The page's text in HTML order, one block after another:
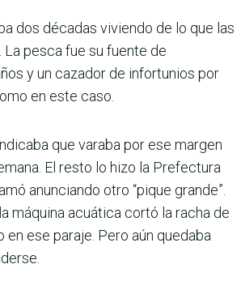
dos décadas viviendo de lo que las
La pesca fue su fuente de
y un cazador de infortunios por
en este caso.
que varaba por ese margen
El resto lo hizo la Prefectura
anunciando otro “pique grande”.
máquina acuática cortó la racha de
ese paraje. Pero aún quedaba